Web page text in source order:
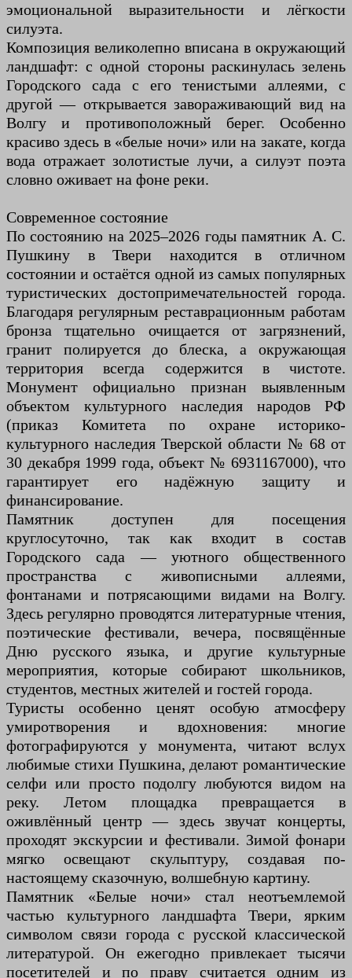
эмоциональной выразительности и лёгкости
силуэта.
Композиция великолепно вписана в окружающий
ландшафт: с одной стороны раскинулась зелень
Городского сада с его тенистыми аллеями, с
другой — открывается завораживающий вид на
Волгу и противоположный берег. Особенно
красиво здесь в «белые ночи» или на закате, когда
вода отражает золотистые лучи, а силуэт поэта
словно оживает на фоне реки.
Современное состояние
По состоянию на 2025–2026 годы памятник А. С.
Пушкину в Твери находится в отличном
состоянии и остаётся одной из самых популярных
туристических достопримечательностей города.
Благодаря регулярным реставрационным работам
бронза тщательно очищается от загрязнений,
гранит полируется до блеска, а окружающая
территория всегда содержится в чистоте.
Монумент официально признан выявленным
объектом культурного наследия народов РФ
(приказ Комитета по охране историко-
культурного наследия Тверской области № 68 от
30 декабря 1999 года, объект № 6931167000), что
гарантирует его надёжную защиту и
финансирование.
Памятник доступен для посещения
круглосуточно, так как входит в состав
Городского сада — уютного общественного
пространства с живописными аллеями,
фонтанами и потрясающими видами на Волгу.
Здесь регулярно проводятся литературные чтения,
поэтические фестивали, вечера, посвящённые
Дню русского языка, и другие культурные
мероприятия, которые собирают школьников,
студентов, местных жителей и гостей города.
Туристы особенно ценят особую атмосферу
умиротворения и вдохновения: многие
фотографируются у монумента, читают вслух
любимые стихи Пушкина, делают романтические
селфи или просто подолгу любуются видом на
реку. Летом площадка превращается в
оживлённый центр — здесь звучат концерты,
проходят экскурсии и фестивали. Зимой фонари
мягко освещают скульптуру, создавая по-
настоящему сказочную, волшебную картину.
Памятник «Белые ночи» стал неотъемлемой
частью культурного ландшафта Твери, ярким
символом связи города с русской классической
литературой. Он ежегодно привлекает тысячи
посетителей и по праву считается одним из